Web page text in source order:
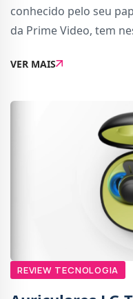
conhecido pelo seu
da Prime Video, tem
exibe um volume
VER MAIS
REVIEW TECNOLOGIA